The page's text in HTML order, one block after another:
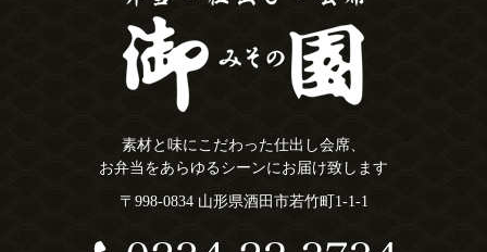
素材と味にこだわった仕出し会席、
お弁当をあらゆるシーンにお届け致します
〒998-0834 山形県酒田市若竹町1-1-1